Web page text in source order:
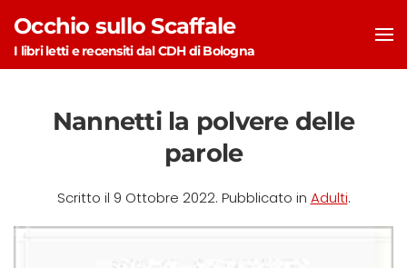
Skip to main content
Occhio sullo Scaffale
I libri letti e recensiti dal CDH di Bologna
Nannetti la polvere delle
parole
Scritto il 9 Ottobre 2022. Pubblicato in Adulti.